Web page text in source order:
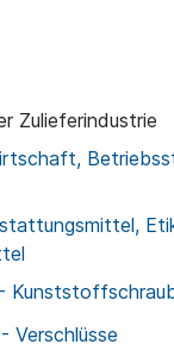
Zulieferindustrie
Verschlüsse